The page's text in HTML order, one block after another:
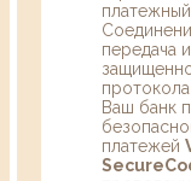
передача
Ваш банк
платежей